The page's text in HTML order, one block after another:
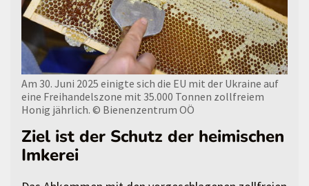
Am 30. Juni 2025 einigte sich die EU mit der Ukraine auf
eine Freihandelszone mit 35.000 Tonnen zollfreiem
Honig jährlich. © Bienenzentrum OÖ
Ziel ist der Schutz der heimischen
Imkerei